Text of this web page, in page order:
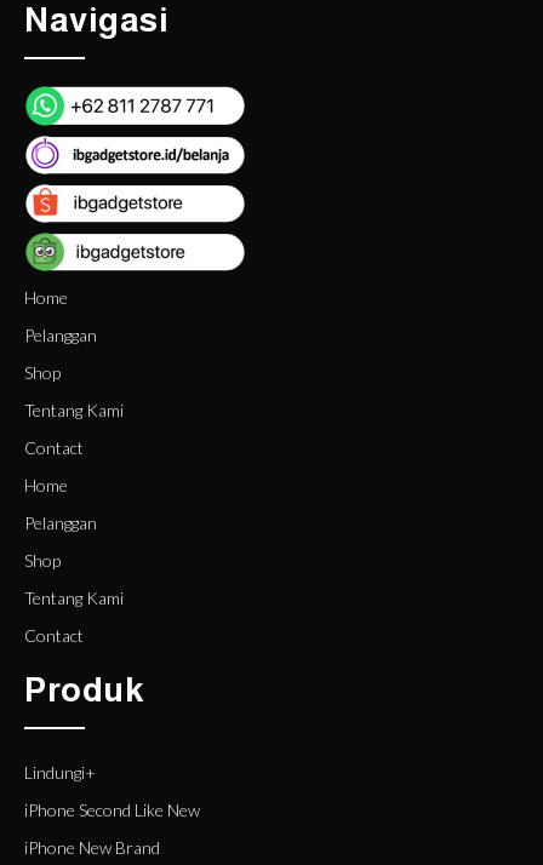
Navigasi
Home
Pelanggan
Shop
Tentang Kami
Contact
Home
Pelanggan
Shop
Tentang Kami
Contact
Produk
Lindungi+
iPhone Second Like New
iPhone New Brand